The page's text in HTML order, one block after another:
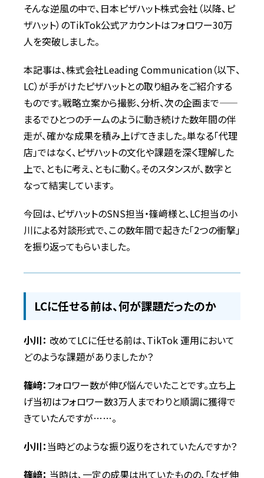
そんな逆風の中で、日本ピザハット株式会社（以降、ピ
ザハット）のTikTok公式アカウントはフォロワー30万
人を突破しました。
本記事は、株式会社Leading Communication（以下、
LC）が手がけたピザハットとの取り組みをご紹介する
ものです。戦略立案から撮影、分析、次の企画まで——
まるでひとつのチームのように動き続けた数年間の伴
走が、確かな成果を積み上げてきました。単なる「代理
店」ではなく、ピザハットの文化や課題を深く理解した
上で、ともに考え、ともに動く。そのスタンスが、数字と
なって結実しています。
今回は、ピザハットのSNS担当・篠﨑様と、LC担当の小
川による対談形式で、この数年間で起きた「2つの衝撃」
を振り返ってもらいました。
LCに任せる前は、何が課題だったのか
小川： 改めてLCに任せる前は、TikTok 運用において
どのような課題がありましたか？
篠﨑：フォロワー数が伸び悩んでいたことです。立ち上
げ当初はフォロワー数3万人までわりと順調に獲得で
きていたんですが……。
小川：当時どのような振り返りをされていたんですか？
篠﨑： 当時は、一定の成果は出ていたものの、「なぜ伸